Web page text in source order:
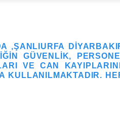
,ŞANLIURFA
GÜVENLIK,
VE CAN
KULLANILMAKTADIR.